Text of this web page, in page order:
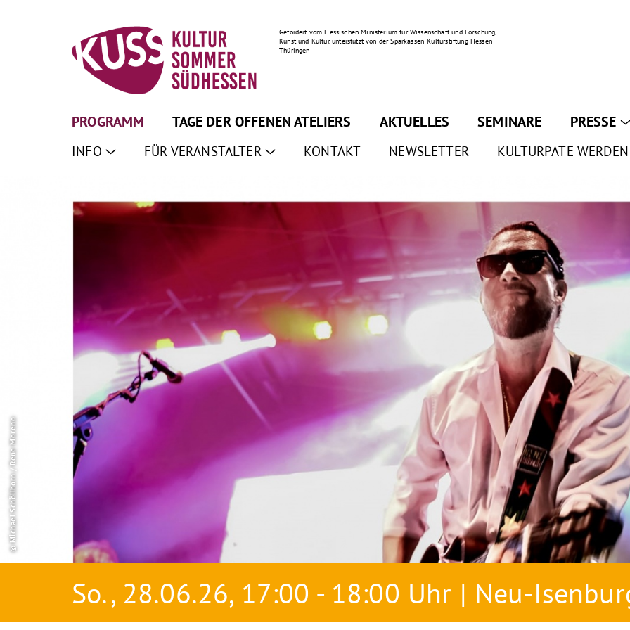
Gefördert vom Hessischen Ministerium für Wissenschaft und Forschung,
Kunst und Kultur, unterstützt von der Sparkassen-Kulturstiftung Hessen-
Thüringen
PROGRAMM TAGE DER OFFENEN ATELIERS AKTUELLES SEMINARE PRESSE
INFO FÜR VERANSTALTER KONTAKT NEWSLETTER KULTURPATE WERDEN
© Michael Schöllhorn / Rene Moreno
So., 28.06.26, 17:00 - 18:00 Uhr | Neu-